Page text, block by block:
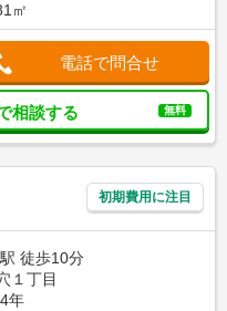
㎡
電話で問合せ
相談する 無料
初期費用に注目
徒歩10分
１丁目
年